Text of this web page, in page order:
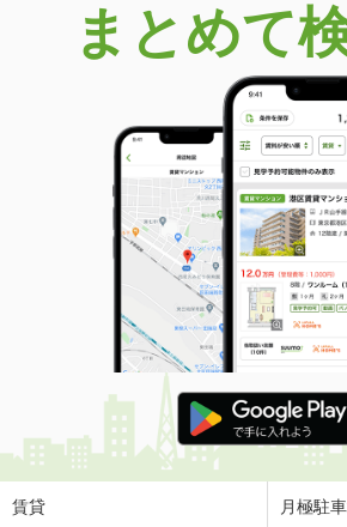
鳥取県米子市皆生新田３
価 格
6.40万円
鳥取県米子市皆
33.52m²
間取り
1LDK
鳥取県鳥取市賀露町西１
価 格
4.80万円
住 所
鳥取県鳥取市賀露
専有面積 44.82m²
間取り
2DK
鳥取県米子市両三柳
価 格
4.60万円
住 所
鳥取県米子市両三
専有面積
まとめて
賃貸 月極駐